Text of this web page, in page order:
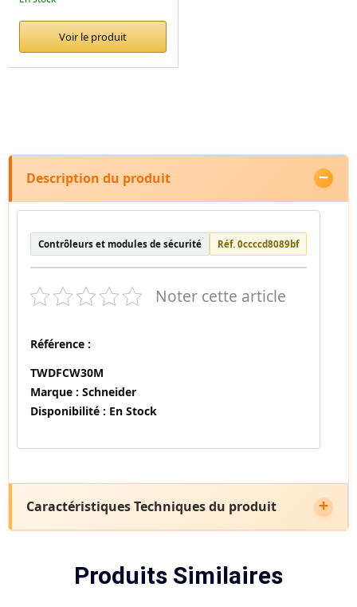
Voir le produit
Description du produit
Contrôleurs et modules de sécurité Réf. 0ccccd8089bf
Noter cette article
Référence :
TWDFCW30M
Marque : Schneider
Disponibilité : En Stock
Caractéristiques Techniques du produit
Produits Similaires